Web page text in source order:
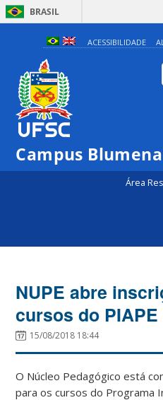
BRASIL
ACESSIBILIDADE
Campus
Área
NUPE abre
cursos do PIAPE
15/08/2018 18:44
O Núcleo Pedagógico está
para os cursos do Programa